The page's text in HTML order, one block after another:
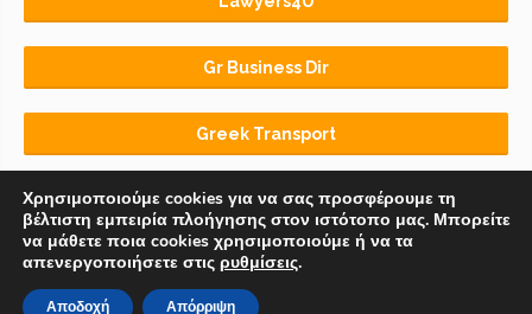
Gr Business Dir
Greek Transport
Αρχική BLOG ΟΡΟΙ ΧΡΗΣΗΣ
© 2018-2026 Copyright byEuro-Telecommerce IKE
Χρησιμοποιούμε cookies για να σας προσφέρουμε τη
βέλτιστη εμπειρία πλοήγησης στον ιστότοπο μας. Μπορείτε
να μάθετε ποια cookies χρησιμοποιούμε ή να τα
απενεργοποιήσετε στις ρυθμίσεις.
Αποδοχή Απόρριψη